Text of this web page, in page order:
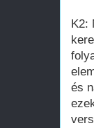
K2:
és